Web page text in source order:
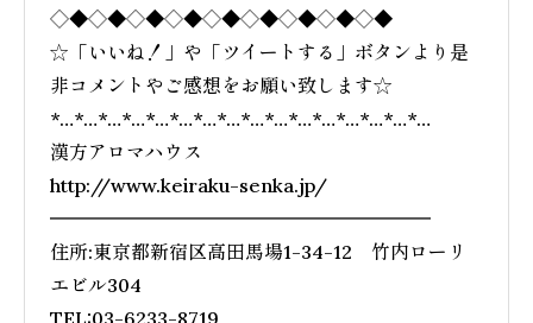
◇◆◇◆◇◆◇◆◇◆◇◆◇◆◇◆◇◆
☆「いいね！」や「ツイートする」ボタンより是
非コメントやご感想をお願い致します☆
*…*…*…*…*…*…*…*…*…*…*…*…*…*…*…*…
漢方アロマハウス
http://www.keiraku-senka.jp/
━━━━━━━━━━━━━━━━━━━━
住所:東京都新宿区高田馬場1-34-12 竹内ローリ
エビル304